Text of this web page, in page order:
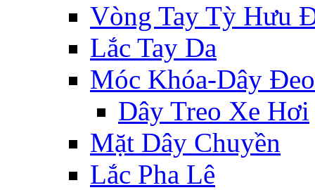
Vòng Tay Tỳ Hưu
Lắc Tay Da
Móc Khóa-Dây Đeo
Dây Treo Xe Hơi
Mặt Dây Chuyền
Lắc Pha Lê